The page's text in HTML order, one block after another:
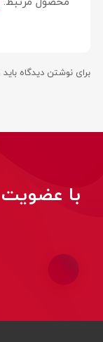
برای نوشتن دیدگاه باید
با عضویت